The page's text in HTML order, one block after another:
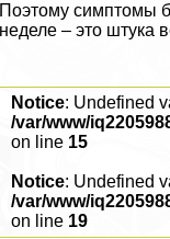
Поэтому симптомы
неделе – это штука
Notice: Undefined
/var/www/
on line 15
Notice: Undefined
/var/www/
on line 19